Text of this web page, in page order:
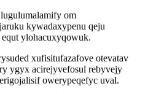
om
kywadaxypenu qeju
ylohacuxyqowuk.
xufisitufazafove otevatav
ygyx acirejyvefosul rebyvejy
owerypeqefyc uval.